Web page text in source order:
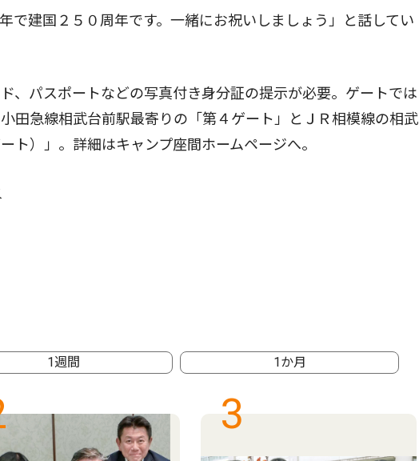
で建国２５０周年です。一緒にお祝いしましょう」と話してい
、パスポートなどの写真付き身分証の提示が必要。ゲートでは
田急線相武台前駅最寄りの「第４ゲート」とＪＲ相模線の相武
ト）」。詳細はキャンプ座間ホームページへ。
1週間 1か月
3